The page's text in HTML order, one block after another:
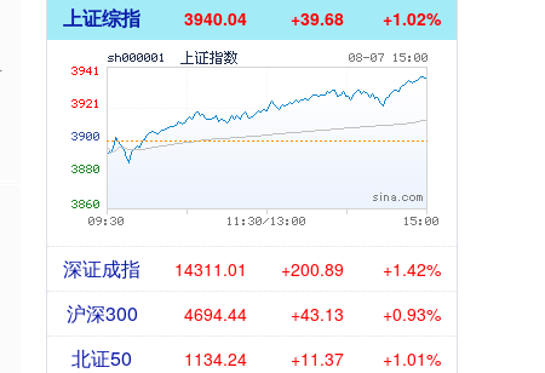
上证综指 3940.04 +39.68 +1.02%
深证成指 14311.01 +200.89 +1.42%
沪深300 4694.44 +43.13 +0.93%
北证50 1134.24 +11.37 +1.01%